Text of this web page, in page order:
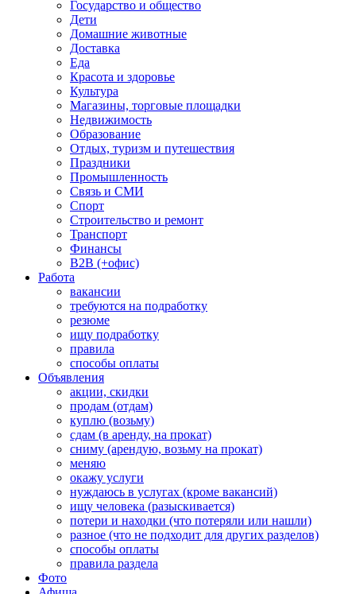
Государство и общество
Дети
Домашние животные
Доставка
Еда
Красота и здоровье
Культура
Магазины, торговые площадки
Недвижимость
Образование
Отдых, туризм и путешествия
Праздники
Промышленность
Связь и СМИ
Спорт
Строительство и ремонт
Транспорт
Финансы
B2B (+офис)
Работа
вакансии
требуются на подработку
резюме
ищу подработку
правила
способы оплаты
Объявления
акции, скидки
продам (отдам)
куплю (возьму)
сдам (в аренду, на прокат)
сниму (арендую, возьму на прокат)
меняю
окажу услуги
нуждаюсь в услугах (кроме вакансий)
ищу человека (разыскивается)
потери и находки (что потеряли или нашли)
разное (что не подходит для других разделов)
способы оплаты
правила раздела
Фото